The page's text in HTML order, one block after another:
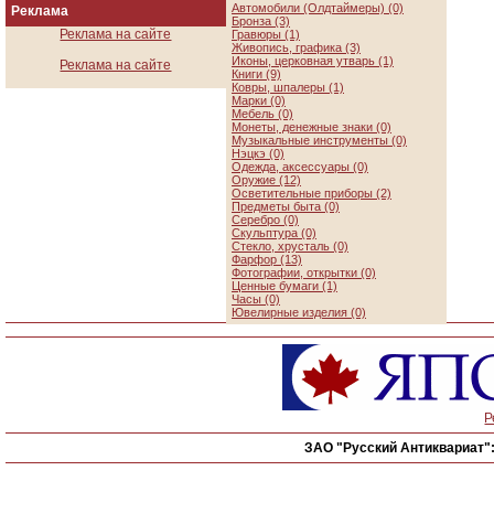
Реклама
Реклама на сайте
Реклама на сайте
Автомобили (Олдтаймеры) (0)
Бронза (3)
Гравюры (1)
Живопись, графика (3)
Иконы, церковная утварь (1)
Книги (9)
Ковры, шпалеры (1)
Марки (0)
Мебель (0)
Монеты, денежные знаки (0)
Музыкальные инструменты (0)
Нэцкэ (0)
Одежда, аксессуары (0)
Оружие (12)
Осветительные приборы (2)
Предметы быта (0)
Серебро (0)
Скульптура (0)
Стекло, хрусталь (0)
Фарфор (13)
Фотографии, открытки (0)
Ценные бумаги (1)
Часы (0)
Ювелирные изделия (0)
ЗАО "Русский Антиквариат":